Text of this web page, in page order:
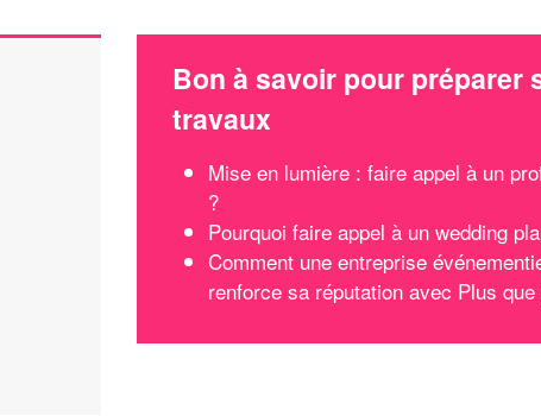
Bon à savoir pour préparer
travaux
Mise en lumière : faire appel à un
?
Pourquoi faire appel à un wedding
Comment une entreprise
renforce sa réputation avec Plus